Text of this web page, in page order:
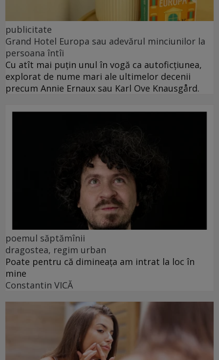
publicitate
Grand Hotel Europa sau adevărul minciunilor la
persoana întîi
Cu atît mai puțin unul în vogă ca autoficțiunea,
explorat de nume mari ale ultimelor decenii
precum Annie Ernaux sau Karl Ove Knausgård.
poemul săptămînii
dragostea, regim urban
Poate pentru că dimineața am intrat la loc în
mine
Constantin VICĂ